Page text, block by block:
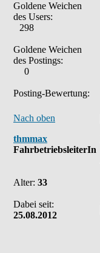
Goldene Weichen
des Users:
298
Goldene Weichen
des Postings:
0
Posting-Bewertung:
Nach oben
thmmax
FahrbetriebsleiterIn
Alter: 33
Dabei seit:
25.08.2012